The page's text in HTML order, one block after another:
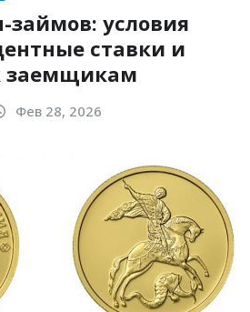
займов: условия
ставки и
заемщикам
Фев 28, 2026